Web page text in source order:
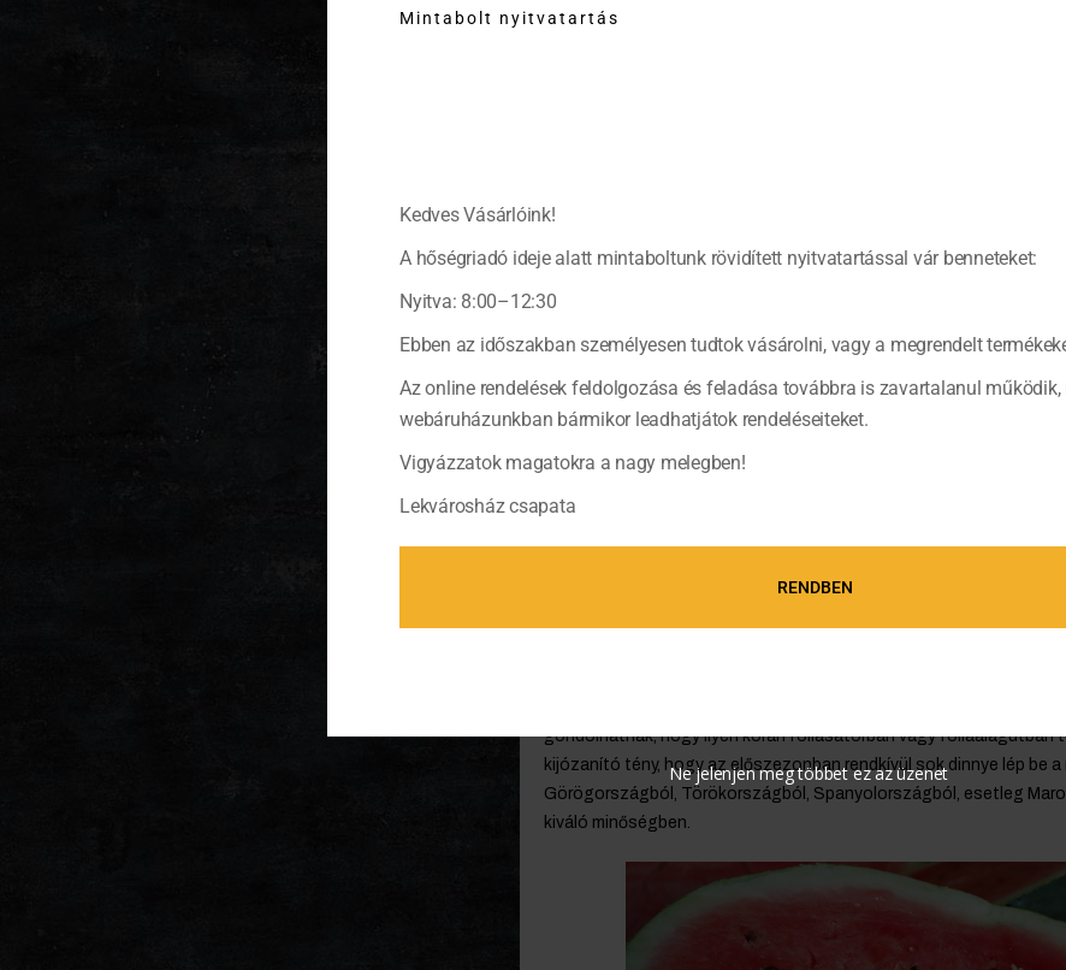
Spanyol dinnye a magyar falu szélén
Évről évre egyre kevésbé tapasztaljuk, hogy a dinnyeszezonnak
találkozhatunk a vidéki útvonalak mellett dinnyéjüket utánfutóból
gondolhatnák, hogy ilyen korán fóliasátorban vagy fóliaalagútban
kijózanító tény, hogy az előszezonban rendkívül sok dinnye lép be
Görögországból, Törökországból, Spanyolországból, esetleg
kiváló minőségben.
Mintabolt nyitvatartás
Kedves Vásárlóink!
A hőségriadó ideje alatt mintaboltunk rövidített nyitvatartással vár benneteket:
Nyitva: 8:00–12:30
Ebben az időszakban személyesen tudtok vásárolni, vagy a megrendelt
Az online rendelések feldolgozása és feladása továbbra is zavartalanul működik,
webáruházunkban bármikor leadhatjátok rendeléseiteket.
Vigyázzatok magatokra a nagy melegben!
Lekvárosház csapata
RENDBEN
Ne jelenjen meg többet ez az üzenet